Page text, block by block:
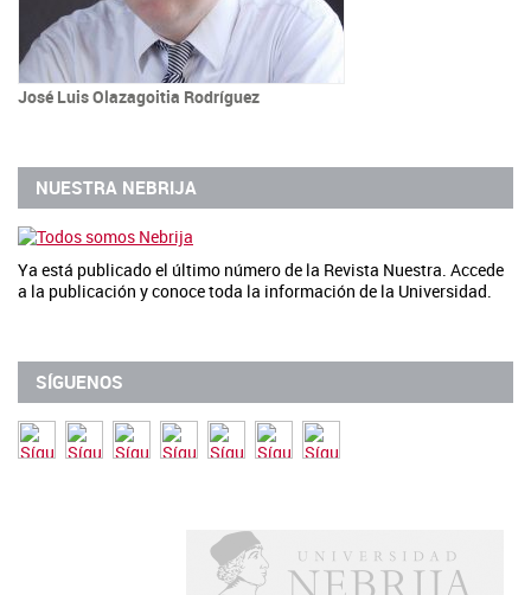
José Luis Olazagoitia Rodríguez
NUESTRA NEBRIJA
Ya está publicado el último número de la Revista Nuestra. Accede
a la publicación y conoce toda la información de la Universidad.
SÍGUENOS